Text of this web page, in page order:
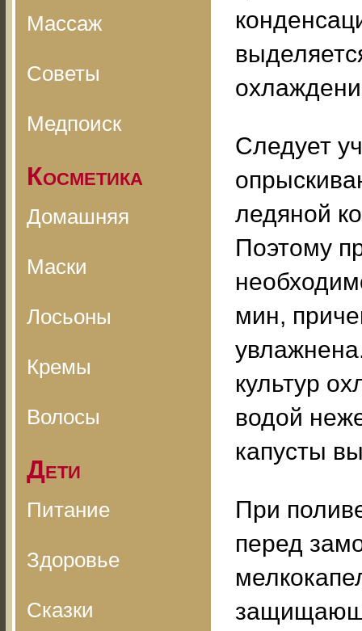
Массаж
Советы
Медпоиск
Косметика
Домашняя
Маски
Лосьоны
Кремы
Волосы
Дети
Питание
Здоровье
Сказки
Следует
ледяной
Поэтому
мин,
культур
водой
капусты
При
перед